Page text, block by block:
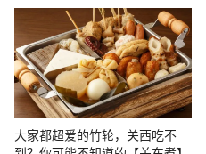
大家都超爱的竹轮，关西吃不